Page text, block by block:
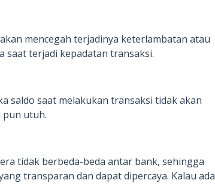
mencegah terjadinya keterlambatan atau
saat terjadi kepadatan transaksi.
saldo saat melakukan transaksi tidak akan
utuh.
tidak berbeda-beda antar bank, sehingga
transparan dan dapat dipercaya. Kalau ada